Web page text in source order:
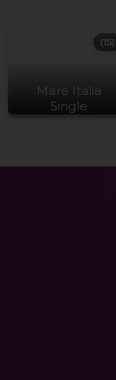
Mare Italia
Single
(15)